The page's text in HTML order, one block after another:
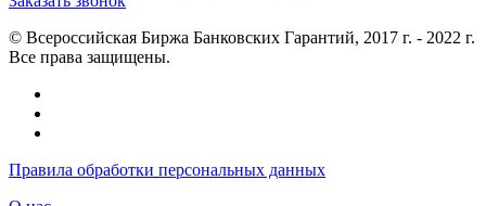
© Всероссийская Биржа Банковских Гарантий, 2017 г. - 2022 г.
Все права защищены.
Правила обработки персональных данных